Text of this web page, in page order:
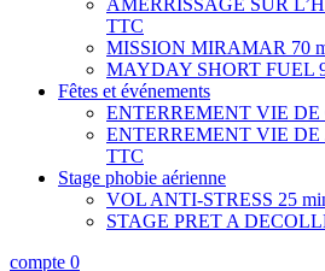
AMERRISSAGE SUR
TTC
MISSION MIRAMAR 70
MAYDAY SHORT FUEL
Fêtes et événements
ENTERREMENT VIE DE
ENTERREMENT VIE DE
TTC
Stage phobie aérienne
VOL ANTI-STRESS 25
STAGE PRET A
compte 0